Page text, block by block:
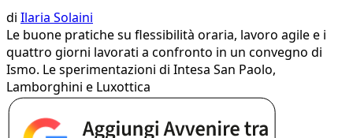
di Ilaria Solaini
Le buone pratiche su flessibilità oraria, lavoro agile e i
quattro giorni lavorati a confronto in un convegno di
Ismo. Le sperimentazioni di Intesa San Paolo,
Lamborghini e Luxottica